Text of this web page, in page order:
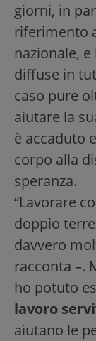
giorni, in
riferimento
nazionale,
diffuse in
caso pure
aiutare la
è accaduto
corpo alla
speranza.
“Lavorare
doppio
davvero
racconta –.
ho potuto
lavoro
aiutano le